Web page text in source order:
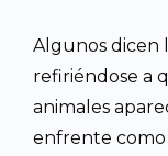
Algunos dicen
refiriéndose a
animales
enfrente como